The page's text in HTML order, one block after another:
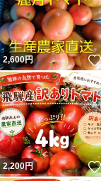
2,600円
2,200円